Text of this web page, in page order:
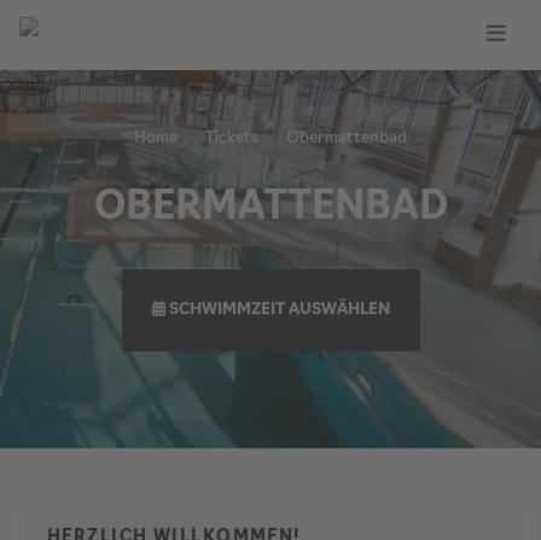
Home Tickets Obermattenbad
OBERMATTENBAD
SCHWIMMZEIT AUSWÄHLEN